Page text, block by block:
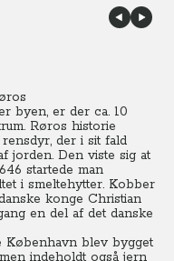
byen, er der ca. 10
Røros historie
der i sit fald
jorden. Den viste sig at
startede man
i smeltehytter. Kobber
konge Christian
en del af det danske
København blev bygget
indeholdt også jern